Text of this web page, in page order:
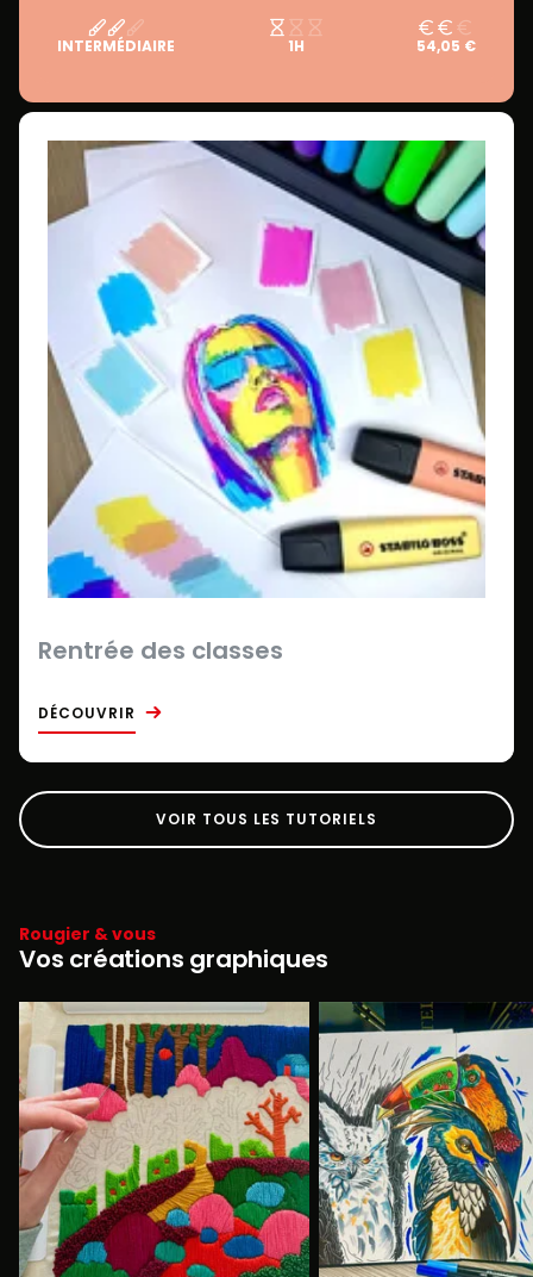
INTERMÉDIAIRE 1H 54,05 €
Rentrée des classes
DÉCOUVRIR
VOIR TOUS LES TUTORIELS
Rougier & vous
Vos créations graphiques